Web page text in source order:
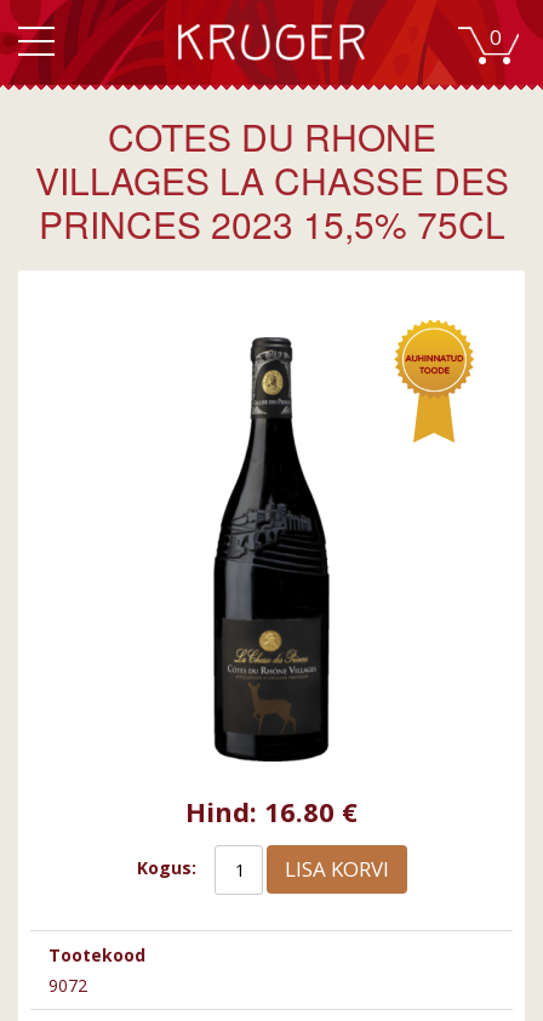
0
COTES DU RHONE
VILLAGES LA CHASSE DES
PRINCES 2023 15,5% 75CL
Hind: 16.80 €
Kogus: LISA KORVI
Tootekood
9072